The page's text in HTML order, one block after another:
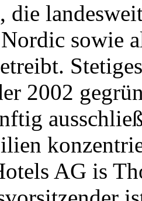
die
sowie
2002
AG is